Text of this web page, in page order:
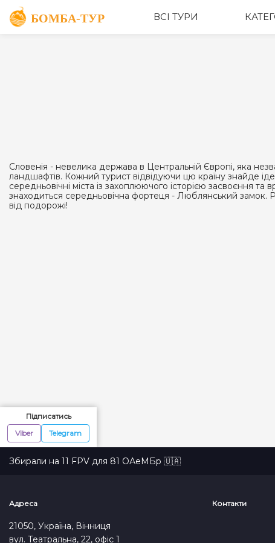
ВСІ ТУРИ
Словенія - невелика держава в Центральній Європі, яка
ландшафтів. Кожний турист відвідуючи цю країну знайде
середньовічні міста із захоплюючого історією засвоєння
знаходиться середньовічна фортеця - Люблянський замок.
від подорожі!
Підписатись
Viber
Telegram
Збирали на 11 FPV для 81 ОАеМБр 🇺🇦
Адреса
21050, Україна, Вінниця
вул. Театральна, 22, офіс 1
Контакти